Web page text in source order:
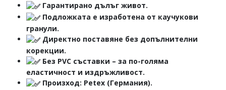
Гарантирано дълъг живот.
Подложката е изработена от каучукови
гранули.
Директно поставяне без допълнителни
корекции.
Без PVC съставки – за по-голяма
еластичност и издръжливост.
Произход: Petex (Германия).